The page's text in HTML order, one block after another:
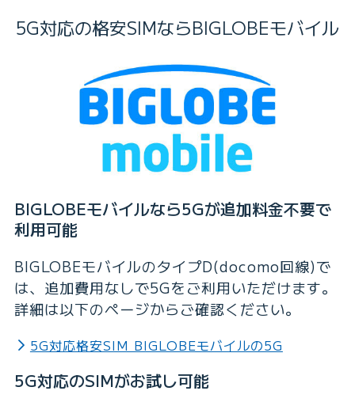
5G対応の格安SIMならBIGLOBEモバイル
BIGLOBEモバイルなら5Gが追加料金不要で
利用可能
BIGLOBEモバイルのタイプD(docomo回線)で
は、追加費用なしで5Gをご利用いただけます。
詳細は以下のページからご確認ください。
5G対応格安SIM BIGLOBEモバイルの5G
5G対応のSIMがお試し可能